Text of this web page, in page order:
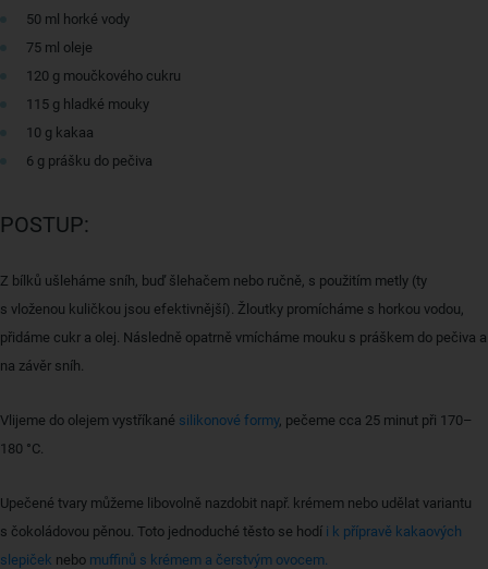
50 ml horké vody
75 ml oleje
120 g moučkového cukru
115 g hladké mouky
10 g kakaa
6 g prášku do pečiva
POSTUP:
Z bílků ušleháme sníh, buď šlehačem nebo ručně, s použitím metly (ty
s vloženou kuličkou jsou efektivnější). Žloutky promícháme s horkou vodou,
přidáme cukr a olej. Následně opatrně vmícháme mouku s práškem do pečiva a
na závěr sníh.
Vlijeme do olejem vystříkané silikonové formy, pečeme cca 25 minut při 170–
180 °C.
Upečené tvary můžeme libovolně nazdobit např. krémem nebo udělat variantu
s čokoládovou pěnou. Toto jednoduché těsto se hodí i k přípravě kakaových
slepiček nebo muffinů s krémem a čerstvým ovocem.